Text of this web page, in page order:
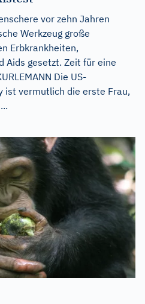
vor zehn Jahren
Werkzeug große
Erbkrankheiten,
Aids gesetzt. Zeit für eine
Die US-
ist vermutlich die erste Frau,